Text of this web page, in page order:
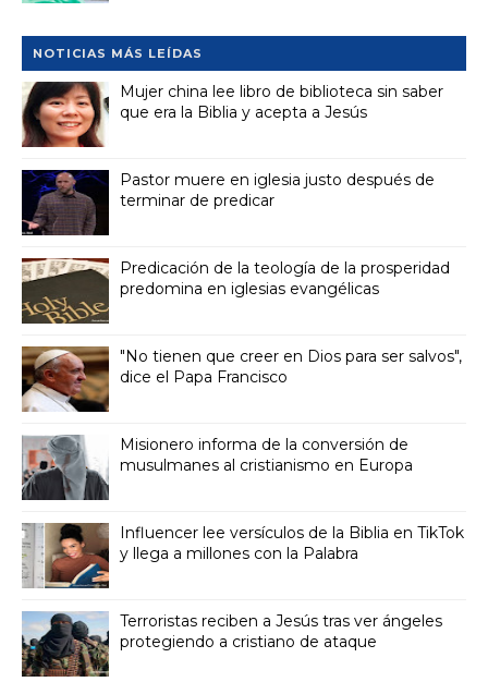
NOTICIAS MÁS LEÍDAS
Mujer china lee libro de biblioteca sin saber
que era la Biblia y acepta a Jesús
Pastor muere en iglesia justo después de
terminar de predicar
Predicación de la teología de la prosperidad
predomina en iglesias evangélicas
"No tienen que creer en Dios para ser salvos",
dice el Papa Francisco
Misionero informa de la conversión de
musulmanes al cristianismo en Europa
Influencer lee versículos de la Biblia en TikTok
y llega a millones con la Palabra
Terroristas reciben a Jesús tras ver ángeles
protegiendo a cristiano de ataque